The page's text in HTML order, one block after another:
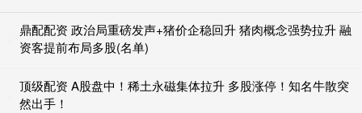
鼎配配资 政治局重磅发声+猪价企稳回升 猪肉概念强势拉升 融
资客提前布局多股(名单)
顶级配资 A股盘中！稀土永磁集体拉升 多股涨停！知名牛散突
然出手！